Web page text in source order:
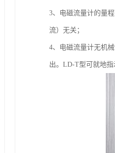
3、电磁流量计的量
流）无关；
4、电磁流量计无机
出。LD-T型可就地指